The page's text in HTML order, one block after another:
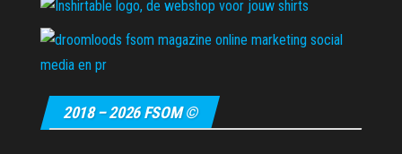
2018 – 2026 FSOM ©